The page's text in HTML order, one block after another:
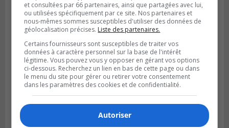
SAINT-HUBERT
Longueuil injecte 1,5 M$ pour moderniser
deux stations de pompage
et consultées par 66 partenaires, ainsi que partagées avec lui,
ou utilisées spécifiquement par ce site. Nos partenaires et
nous-mêmes sommes susceptibles d'utiliser des données de
géolocalisation précises. Liste des partenaires.
Certains fournisseurs sont susceptibles de traiter vos
données à caractère personnel sur la base de l'intérêt
légitime. Vous pouvez vous y opposer en gérant vos options
ci-dessous. Recherchez un lien en bas de cette page ou dans
le menu du site pour gérer ou retirer votre consentement
dans les paramètres des cookies et de confidentialité.
Autoriser